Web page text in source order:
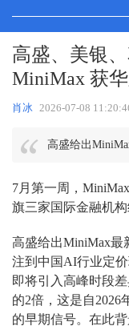
高盛、美银
MiniMax 获
肖冰 2026-07-08
高盛给出
7月第一周，
旗三家国际金融机构
高盛给出MiniMax最
注到中国AI行业定
即将引入高峰时段
的2倍，这是自2026
的早期信号。在此